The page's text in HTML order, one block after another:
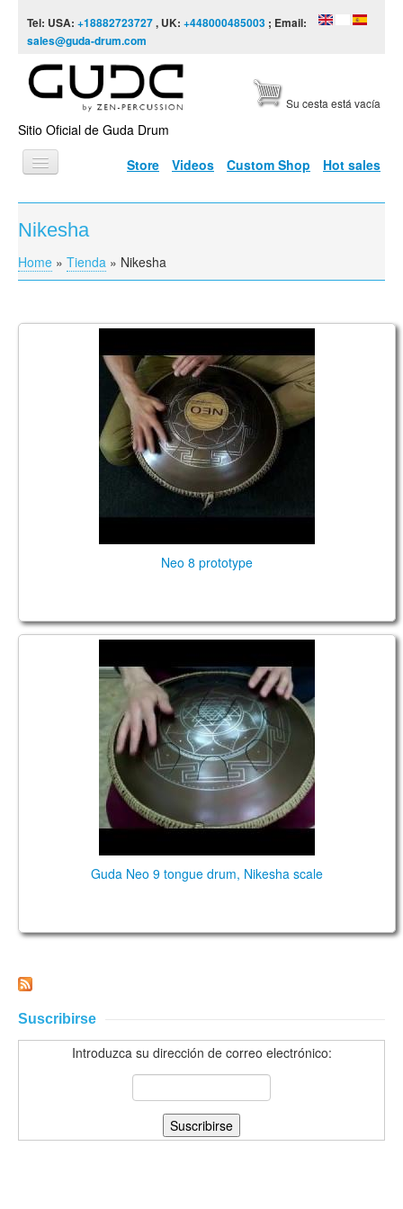
Tel: USA: +18882723727, UK: +448000485003 ; Email:
sales@guda-drum.com
Sitio Oficial de Guda Drum
Su cesta está vacía
Store Videos Custom Shop Hot sales
INICIO
TIPOS DE GUDA
DISEÑOS
Nikesha
You are here
Home » Tienda » Nikesha
Neo 8 prototype
Guda Neo 9 tongue drum, Nikesha scale
Suscribirse
Introduzca su dirección de correo electrónico: